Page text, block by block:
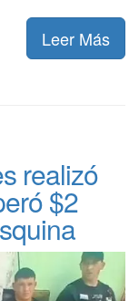
Leer Más
realizó
$2